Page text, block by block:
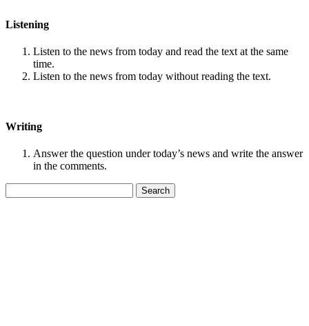
Listening
Listen to the news from today and read the text at the same
time.
Listen to the news from today without reading the text.
Writing
Answer the question under today’s news and write the answer
in the comments.
for: